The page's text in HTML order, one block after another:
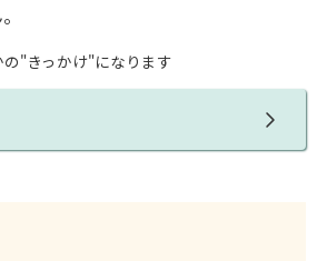
"きっかけ"になります